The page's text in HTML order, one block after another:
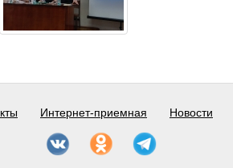
Интернет-приемная Новости